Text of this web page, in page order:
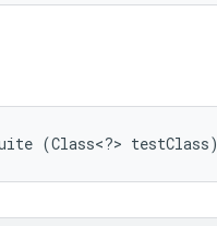
(Class<?> testClass)